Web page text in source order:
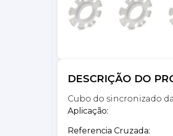
DESCRIÇÃO DO
Cubo do sincronizado da
Aplicação:
Referencia Cruzada: